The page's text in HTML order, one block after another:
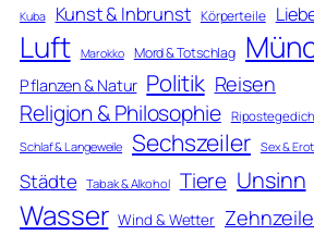
Kuba Kunst & Inbrunst Körperteile
Luft Marokko Mord & Totschlag
Pflanzen & Natur Politik Reisen
Religion & Philosophie
Schlaf & Langeweile Sechszeiler Sex &
Städte Tabak & Alkohol Tiere Unsinn
Wasser Wind & Wetter